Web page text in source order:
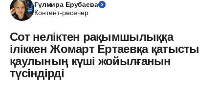
Гүлмира Ерубаева
Контент-ресечер
Сот неліктен рақымшылыққа
іліккен Жомарт Ертаевқа қатысты
қаулының күші жойылғанын
түсіндірді